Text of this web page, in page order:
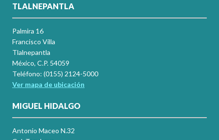
TLALNEPANTLA
Palmira 16
Francisco Villa
Tlalnepantla
México, C.P. 54059
Teléfono: (0155) 2124-5000
Ver mapa de ubicación
MIGUEL HIDALGO
Antonio Maceo N.32